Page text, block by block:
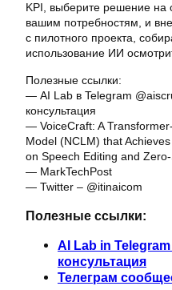
KPI, выберите решение на
вашим потребностям, и
с пилотного проекта,
использование ИИ
Полезные ссылки:
— AI Lab в Telegram
консультация
— VoiceCraft: A
Model (NCLM) that
on Speech Editing and
— MarkTechPost
— Twitter – @itinaicom
Полезные ссылки:
AI Lab in
консультация
Телеграм